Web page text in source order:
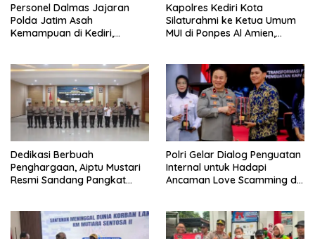
Personel Dalmas Jajaran
Polda Jatim Asah
Kemampuan di Kediri,
Kamtibmas
Kapolres Kediri Kota
Silaturahmi ke Ketua Umum
MUI di Ponpes Al Amien,
Dedikasi Berbuah
Penghargaan, Aiptu Mustari
Resmi Sandang Pangkat
Polri Gelar Dialog Penguatan
Internal untuk Hadapi
Ancaman Love Scamming di